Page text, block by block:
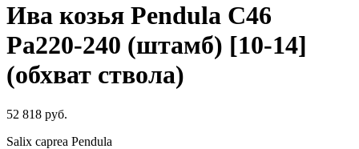
Ива козья Pendula C46
Pa220-240 (штамб) [10-14]
(обхват ствола)
52 818 руб.
Salix caprea Pendula